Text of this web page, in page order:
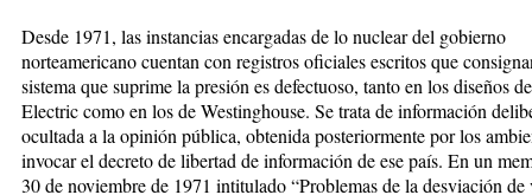
Desde 1971, las instancias encargadas de lo nuclear del gobierno
norteamericano cuentan con registros oficiales escritos que
sistema que suprime la presión es defectuoso, tanto en los diseños
Electric como en los de Westinghouse. Se trata de información
ocultada a la opinión pública, obtenida posteriormente por los
invocar el decreto de libertad de información de ese país. En un
30 de noviembre de 1971 intitulado “Problemas de la desviación de